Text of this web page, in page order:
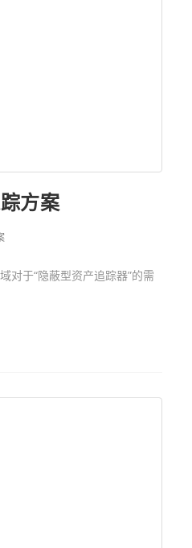
方案
对于“隐蔽型资产追踪器”的需